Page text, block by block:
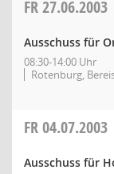
FR27.06.2003
Ausschuss für
08:30-14:00 Uhr
Rotenburg,
FR04.07.2003
Ausschuss für